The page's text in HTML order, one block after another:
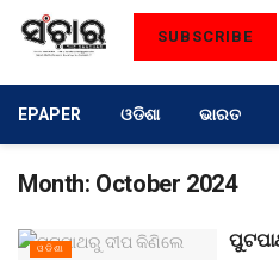
SUBSCRIBE
EPAPER ଓଡିଶା ଭାରତ
Month: October 2024
ଓଡିଶା